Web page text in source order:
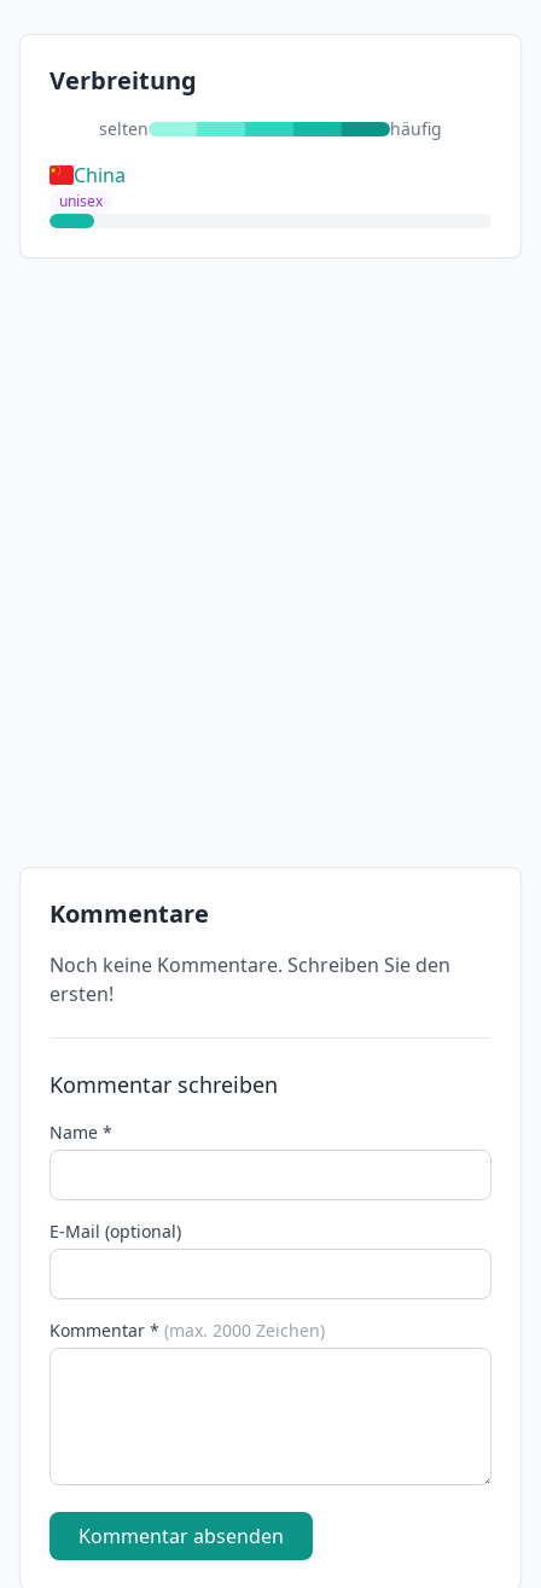
Verbreitung
selten häufig
China
unisex
Kommentare
Noch keine Kommentare. Schreiben Sie den
ersten!
Kommentar schreiben
Name *
E-Mail (optional)
Kommentar * (max. 2000 Zeichen)
Kommentar absenden